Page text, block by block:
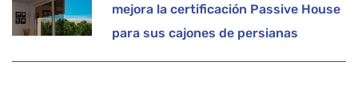
mejora la certificación Passive House
para sus cajones de persianas